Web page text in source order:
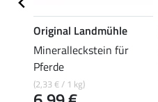
Original Landmühle
Mineralleckstein für
Pferde
(2,33 € / 1 kg)